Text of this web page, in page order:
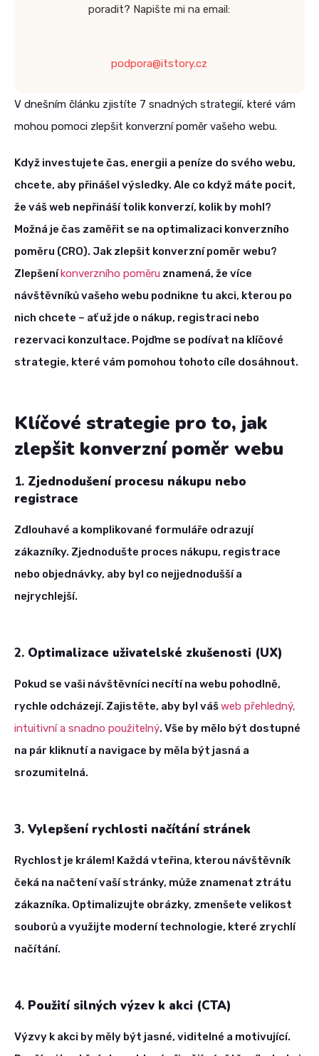
V dnešním článku zjistíte 7 snadných strategií, které vám
mohou pomoci zlepšit konverzní poměr vašeho webu.
Když investujete čas, energii a peníze do svého webu,
chcete, aby přinášel výsledky. Ale co když máte pocit,
že váš web nepřináší tolik konverzí, kolik by mohl?
Možná je čas zaměřit se na optimalizaci konverzního
poměru (CRO). Jak zlepšit konverzní poměr webu?
Zlepšeníkonverzního poměru znamená, že více
návštěvníků vašeho webu podnikne tu akci, kterou po
nich chcete – ať už jde o nákup, registraci nebo
rezervaci konzultace. Pojďme se podívat na klíčové
strategie, které vám pomohou tohoto cíle dosáhnout.
Klíčové strategie pro to, jak
zlepšit konverzní poměr webu
1. Zjednodušení procesu nákupu nebo
registrace
Zdlouhavé a komplikované formuláře odrazují
zákazníky. Zjednodušte proces nákupu, registrace
nebo objednávky, aby byl co nejjednodušší a
nejrychlejší.
2. Optimalizace uživatelské zkušenosti (UX)
Pokud se vaši návštěvníci necítí na webu pohodlně,
rychle odcházejí. Zajistěte, aby byl vášweb přehledný,
intuitivní a snadno použitelný. Vše by mělo být dostupné
na pár kliknutí a navigace by měla být jasná a
srozumitelná.
3. Vylepšení rychlosti načítání stránek
Rychlost je králem! Každá vteřina, kterou návštěvník
čeká na načtení vaší stránky, může znamenat ztrátu
zákazníka. Optimalizujte obrázky, zmenšete velikost
souborů a využijte moderní technologie, které zrychlí
načítání.
4. Použití silných výzev k akci (CTA)
Výzvy k akci by měly být jasné, viditelné a motivující.
poradit? Napište mi na email:
podpora@itstory.cz